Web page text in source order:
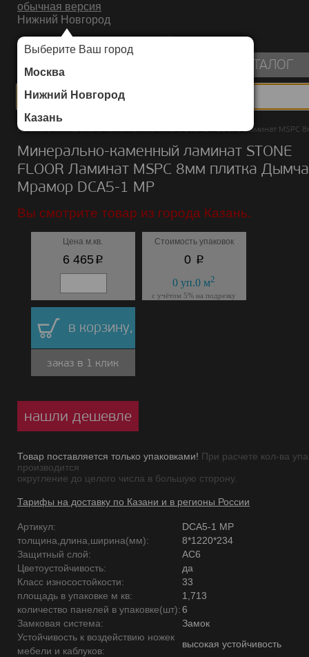
обычная версия
Нижний Новгород
Выберите Ваш город
Москва
Нижний Новгород
Казань
ИНТЕРНЕТ-МАГАЗИН НАПОЛЬНЫХ ПОКРЫТИЙ
КАТАЛОГ
Каталог/Минерально-каменный ламинат/STONE FLOOR/Ламинат MSPC
Минерально-каменный ламинат STONE
FLOOR Ламинат MSPC 8мм плитка
Мрамор DCA5-1 MP
Вы смотрите товар из города Казань.
Цена м.кв.
6 465p
Стоимость упаковок
0 p
0 уп.0 м2
с учётом 5% на подрезку
в корзину,
заказ в 1 клик
нашли дешевле
Товар поставляется только упаковками! При расчете кол-ва
производится
округление до целого числа в большую сторону.
Тарифы на доставку по Казани и в регионы России
Артикул:
DCA5-1 MP
толщина,длина,ширина(мм):
8*1220*234
Защитный слой:
AC6
Цветоустойчивость:
да
Класс износостойкости:
33
площадь в упаковке м кв:
1,713
количество панелей в упаковке(шт):6
Замковая система:
Замок
Устойчивость к воздействию ножек
мебели и каблуков:
высокая устойчивость